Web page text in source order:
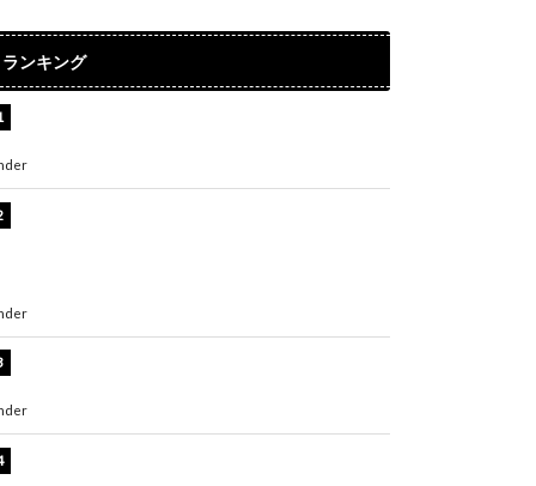
ランキング